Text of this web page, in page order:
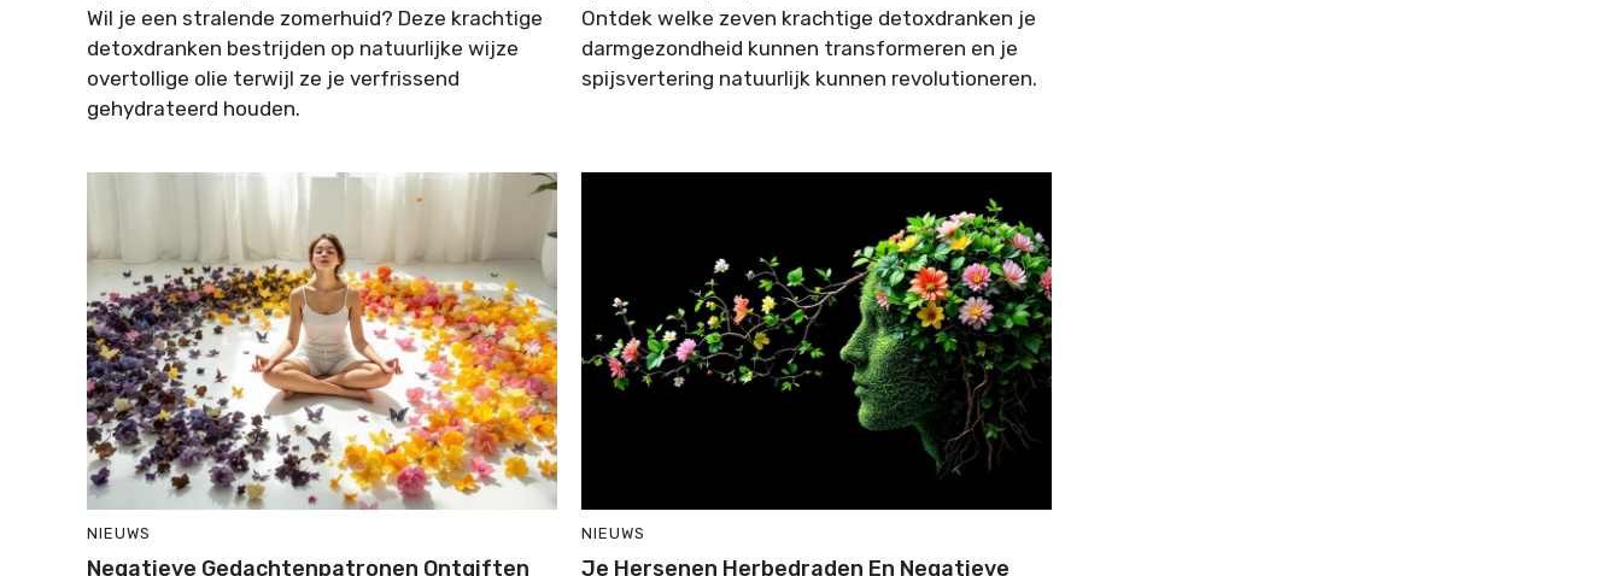
Wil je een stralende zomerhuid? Deze krachtige
detoxdranken bestrijden op natuurlijke wijze
overtollige olie terwijl ze je verfrissend
gehydrateerd houden.
Ontdek welke zeven krachtige detoxdranken je
darmgezondheid kunnen transformeren en je
spijsvertering natuurlijk kunnen revolutioneren.
NIEUWS
Negatieve Gedachtenpatronen Ontgiften
NIEUWS
Je Hersenen Herbedraden En Negatieve